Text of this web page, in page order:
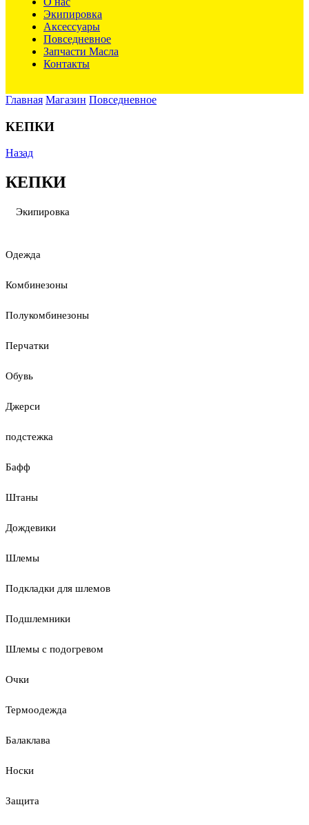
Экипировка
Аксессуары
Повседневное
Запчасти Масла
Контакты
Главная Магазин Повседневное
КЕПКИ
Назад
КЕПКИ
Экипировка
Одежда
Комбинезоны
Полукомбинезоны
Перчатки
Обувь
Джерси
подстежка
Бафф
Штаны
Дождевики
Шлемы
Подкладки для шлемов
Подшлемники
Шлемы с подогревом
Очки
Термоодежда
Балаклава
Носки
Защита